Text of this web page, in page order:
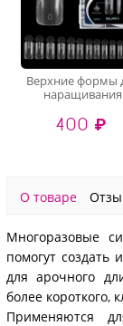
Верхние формы
наращивания
400 ₽
О товаре
Многоразовые
помогут создать
для арочного
более короткого,
Применяются